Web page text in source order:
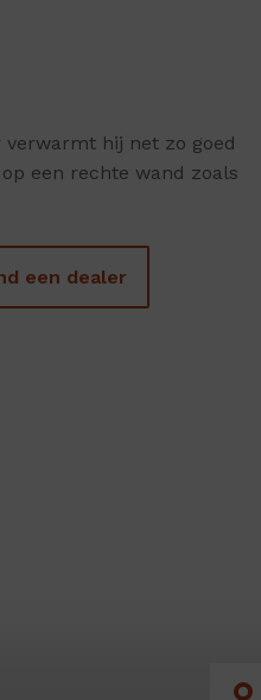
hij net zo goed
een rechte wand zoals
een dealer